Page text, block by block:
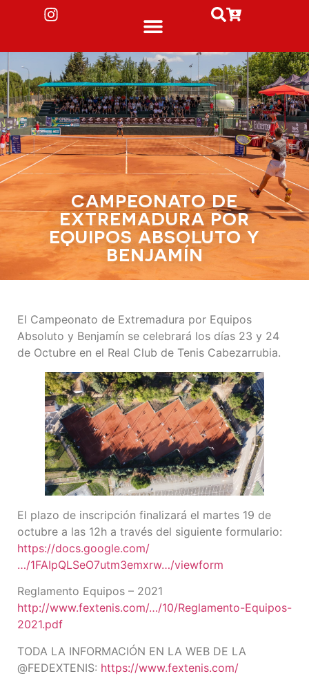
CAMPEONATO DE
EXTREMADURA POR
EQUIPOS ABSOLUTO Y
BENJAMÍN
El Campeonato de Extremadura por Equipos
Absoluto y Benjamín se celebrará los días 23 y 24
de Octubre en el Real Club de Tenis Cabezarrubia.
El plazo de inscripción finalizará el martes 19 de
octubre a las 12h a través del siguiente formulario:
https://docs.google.com/
…/1FAIpQLSeO7utm3emxrw…/viewform
Reglamento Equipos – 2021
http://www.fextenis.com/…/10/Reglamento-Equipos-
2021.pdf
TODA LA INFORMACIÓN EN LA WEB DE LA
@FEDEXTENIS: https://www.fextenis.com/